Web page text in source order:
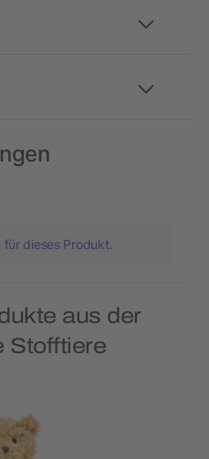
dieses Produkt.
aus der
Stofftiere